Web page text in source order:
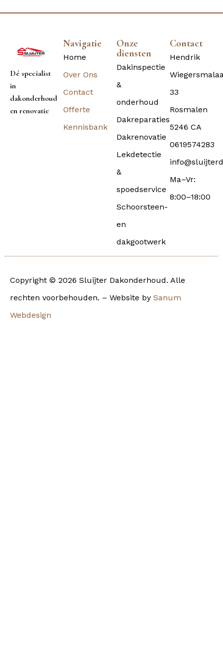
Dé specialist
in
dakonderhoud
en renovatie
Navigatie
Home
Over Ons
Contact
Offerte
Kennisbank
Onze
diensten
Dakinspectie
&
onderhoud
Dakreparaties
Dakrenovatie
Lekdetectie
&
spoedservice
Schoorsteen-
en
dakgootwerk
Contact
Hendrik
33
Rosmalen
5246 CA
0619574283
Ma–Vr:
8:00–18:00
Copyright © 2026 Sluijter Dakonderhoud. Alle
rechten voorbehouden. – Website by Sanum
Webdesign